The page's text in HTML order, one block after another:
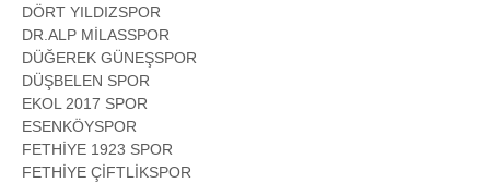
DÖRT YILDIZSPOR
DR.ALP MİLASSPOR
DÜĞEREK GÜNEŞSPOR
DÜŞBELEN SPOR
EKOL 2017 SPOR
ESENKÖYSPOR
FETHİYE 1923 SPOR
FETHİYE ÇİFTLİKSPOR